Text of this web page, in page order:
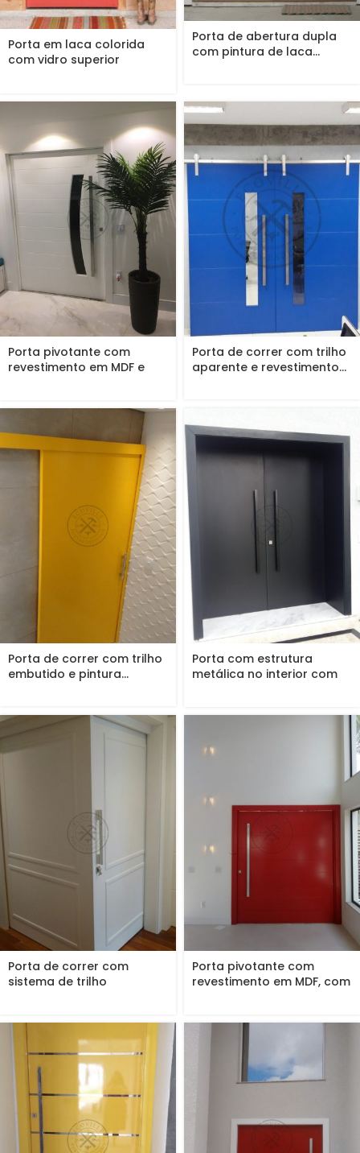
Porta em laca colorida
com vidro superior
Porta de abertura dupla
com pintura de laca...
Porta pivotante com
revestimento em MDF e
Porta de correr com trilho
aparente e revestimento...
Porta de correr com trilho
embutido e pintura...
Porta com estrutura
metálica no interior com
Porta de correr com
sistema de trilho
Porta pivotante com
revestimento em MDF, com